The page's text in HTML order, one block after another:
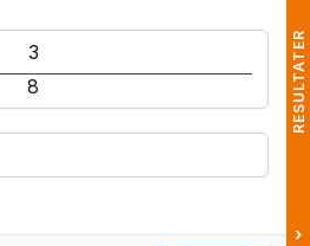
kalkulator: Konverter brøk Widget
RESULTATER
›